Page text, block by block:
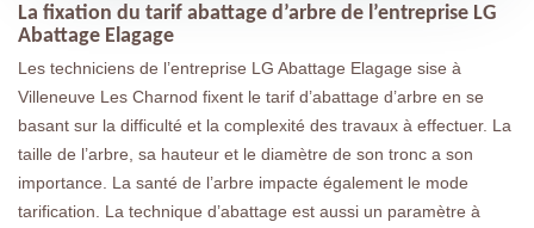
La fixation du tarif abattage d’arbre de l’entreprise LG
Abattage Elagage
Les techniciens de l’entreprise LG Abattage Elagage sise à
Villeneuve Les Charnod fixent le tarif d’abattage d’arbre en se
basant sur la difficulté et la complexité des travaux à effectuer. La
taille de l’arbre, sa hauteur et le diamètre de son tronc a son
importance. La santé de l’arbre impacte également le mode
tarification. La technique d’abattage est aussi un paramètre à